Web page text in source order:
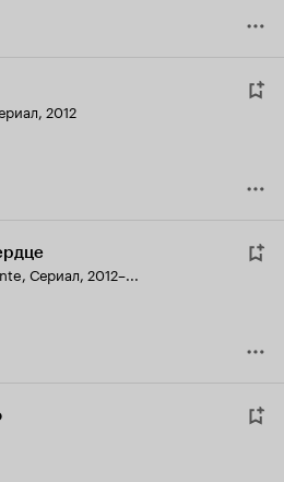
2012
, Сериал, 2012–...